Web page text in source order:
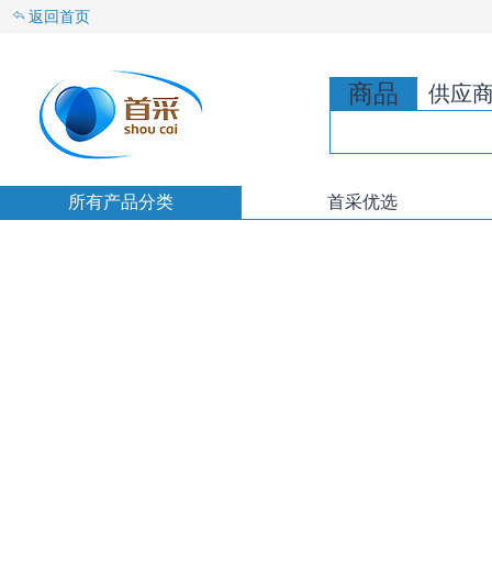
返回首页
商品 供应
所有产品分类 首采优选